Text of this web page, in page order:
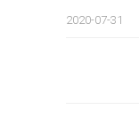
2020-07-31